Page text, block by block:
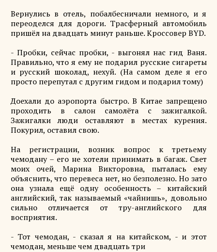
Вернулись в отель, побалбесничали немного, и я
переоделся для дороги. Трасферный автомобиль
пришёл на двадцать минут раньше. Кроссовер BYD.
- Пробки, сейчас пробки, - выгонял нас гид Ваня.
Правильно, что я ему не подарил русские сигареты
и русский шоколад, нехуй. (На самом деле я его
просто перепутал с другим гидом и подарил тому)
Доехали до аэропорта быстро. В Китае запрещено
проходить в салон самолёта с зажигалкой.
Зажигалки люди оставляют в местах курения.
Покурил, оставил свою.
На регистрации, возник вопрос к третьему
чемодану – его не хотели принимать в багаж. Свет
моих очей, Марина Викторовна, пыталась ему
объяснить, что перевеса нет, но безполезно. Но зато
она узнала ещё одну особенность – китайский
английский, так называемый «чайнишь», довольно
сильно отличается от тру-английского для
восприятия.
- Тот чемодан, - сказал я на китайском, - и этот
чемодан, меньше чем двадцать три